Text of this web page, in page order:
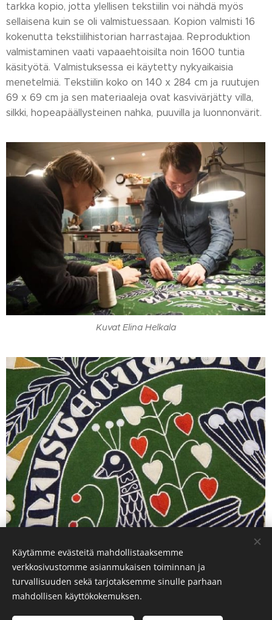
tarkka kopio, jotta ylellisen tekstiilin voi nähdä myös
sellaisena kuin se oli valmistuessaan. Kopion valmisti 16
kokenutta tekstiilihistorian harrastajaa. Reproduktion
valmistaminen vaati vapaaehtoisilta noin 1600 tuntia
käsityötä. Valmistuksessa ei käytetty nykyaikaisia
menetelmiä. Tekstiilin koko on 140 x 284 cm ja ruutujen
69 x 69 cm ja sen materiaaleja ovat kasvivärjätty villa,
silkki, hopeapäällysteinen nahka, puuvilla ja luonnonvärit.
Kuvat Elina Helkala
Share
Käytämme evästeitä mahdollistaaksemme
verkkosivustomme asianmukaisen toiminnan ja
turvallisuuden sekä tarjotaksemme sinulle parhaan
mahdollisen käyttökokemuksen.